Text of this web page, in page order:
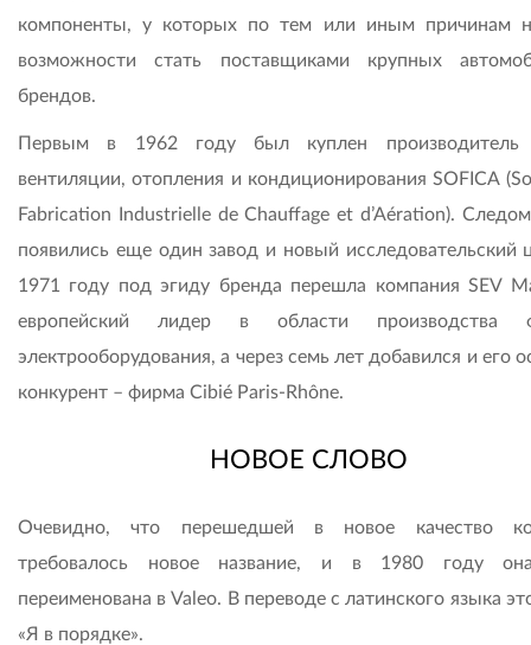
компоненты, у которых по тем или иным причинам
возможности стать поставщиками крупных
брендов.
Первым в 1962 году был куплен производитель
вентиляции, отопления и кондиционирования SOFICA
Fabrication Industrielle de Chauffage et d’Aération).
появились еще один завод и новый исследовательский
1971 году под эгиду бренда перешла компания SEV
европейский лидер в области
электрооборудования, а через семь лет добавился и его
конкурент – фирма Cibié Paris-Rhône.
НОВОЕ СЛОВО
Очевидно, что перешедшей в новое качество
требовалось новое название, и в 1980 году
переименована в Valeo. В переводе с латинского языка
«Я в порядке».